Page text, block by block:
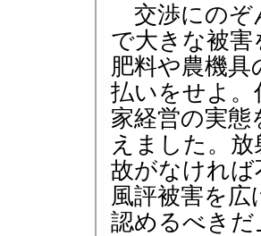
交渉にのぞ
で大きな被害
肥料や農機
払いをせよ。
家経営の実
えました。
故がなけれ
風評被害を
認めるべきだ